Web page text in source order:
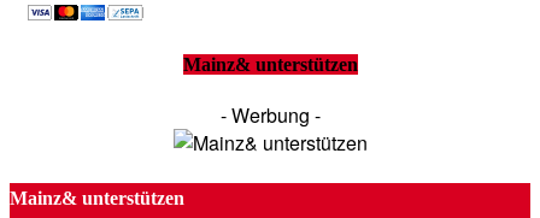
Mainz& unterstützen
- Werbung -
Mainz& unterstützen